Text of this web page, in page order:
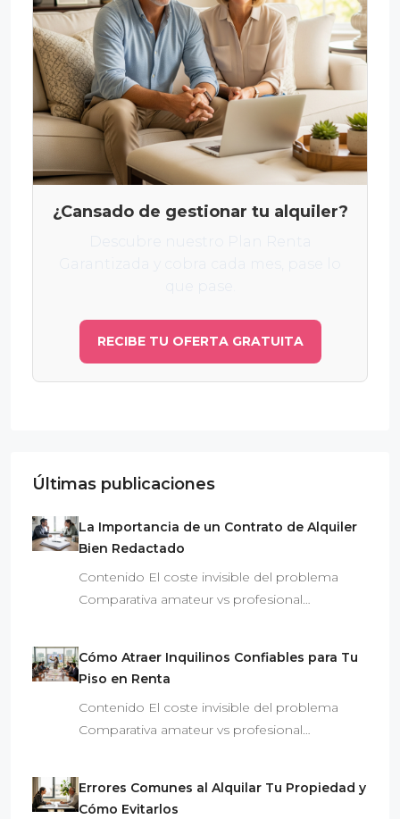
¿Cansado de gestionar tu alquiler?
RECIBE TU OFERTA GRATUITA
Últimas publicaciones
La Importancia de un Contrato de Alquiler
Bien Redactado
Contenido El coste invisible del problema
Comparativa amateur vs profesional…
Cómo Atraer Inquilinos Confiables para Tu
Piso en Renta
Contenido El coste invisible del problema
Comparativa amateur vs profesional…
Errores Comunes al Alquilar Tu Propiedad y
Cómo Evitarlos